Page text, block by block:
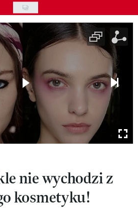
nie wychodzi z
kosmetyku!